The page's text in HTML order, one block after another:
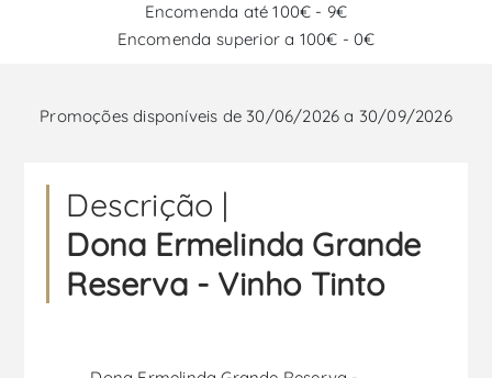
Encomenda até 100€ - 9€
Encomenda superior a 100€ - 0€
Promoções disponíveis de 30/06/2026 a 30/09/2026
Descrição |
Dona Ermelinda Grande
Reserva - Vinho Tinto